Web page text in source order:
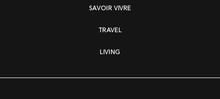
SAVOIR VIVRE
TRAVEL
LIVING